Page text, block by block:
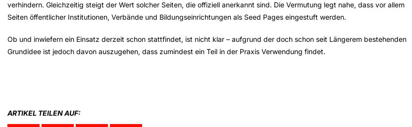
verhindern. Gleichzeitig steigt der Wert solcher Seiten, die offiziell anerkannt sind. Die Vermutung legt nahe, dass vor allem
Seiten öffentlicher Institutionen, Verbände und Bildungseinrichtungen als Seed Pages eingestuft werden.
Ob und inwiefern ein Einsatz derzeit schon stattfindet, ist nicht klar – aufgrund der doch schon seit Längerem bestehenden
Grundidee ist jedoch davon auszugehen, dass zumindest ein Teil in der Praxis Verwendung findet.
ARTIKEL TEILEN AUF: